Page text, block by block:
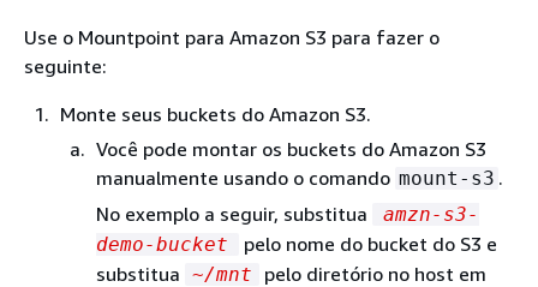
Use o Mountpoint para Amazon S3 para fazer o
seguinte:
Monte seus buckets do Amazon S3.
Você pode montar os buckets do Amazon S3
manualmente usando o comando mount-s3 .
No exemplo a seguir, substitua
amzn-s3-
demo-bucket
pelo nome do bucket do S3 e
substitua ~/mnt
pelo diretório no host em